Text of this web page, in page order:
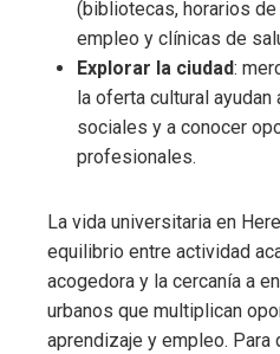
(bibliotecas, horarios
empleo y clínicas de
Explorar la ciudad:
la oferta cultural
sociales y a conocer
profesionales.
La vida universitaria en
equilibrio entre actividad
acogedora y la cercanía a
urbanos que multiplican
aprendizaje y empleo. Para